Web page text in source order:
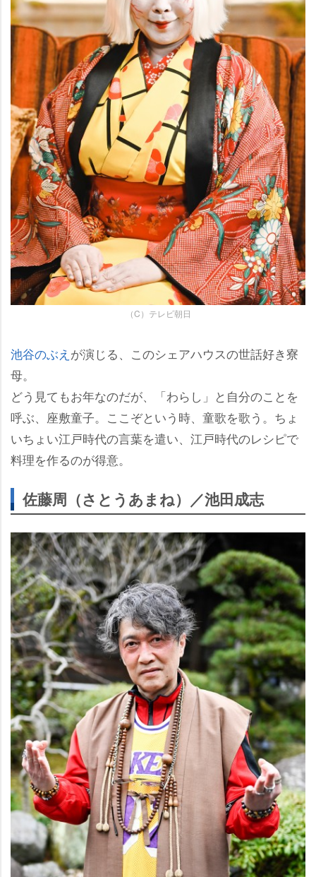
（C）テレビ朝日
池谷のぶえ が演じる、このシェアハウスの世話好き寮
母。
どう見てもお年なのだが、「わらし」と自分のことを
呼ぶ、座敷童子。ここぞという時、童歌を歌う。ちょ
いちょい江戸時代の言葉を遣い、江戸時代のレシピで
料理を作るのが得意。
佐藤周（さとうあまね）／池田成志